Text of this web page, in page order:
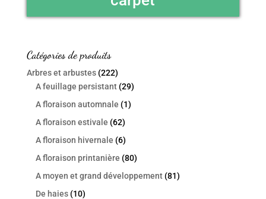
Catégories de produits
Arbres et arbustes (222)
A feuillage persistant (29)
A floraison automnale (1)
A floraison estivale (62)
A floraison hivernale (6)
A floraison printanière (80)
A moyen et grand développement (81)
De haies (10)